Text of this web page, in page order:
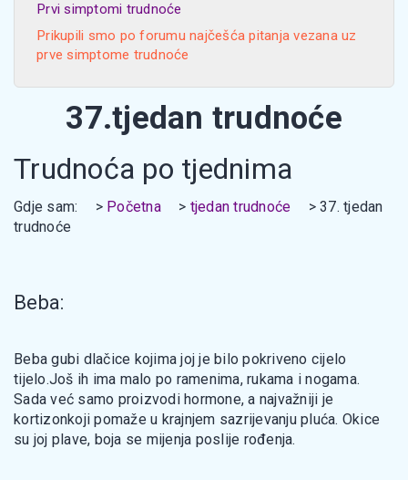
Prvi simptomi trudnoće
Prikupili smo po forumu najčešća pitanja vezana uz
prve simptome trudnoće
37.tjedan trudnoće
Trudnoća po tjednima
Gdje sam: Početna tjedan trudnoće
37. tjedan
trudnoće
Beba:
Beba gubi dlačice kojima joj je bilo pokriveno cijelo
tijelo.Još ih ima malo po ramenima, rukama i nogama.
Sada već samo proizvodi hormone, a najvažniji je
kortizonkoji pomaže u krajnjem sazrijevanju pluća. Okice
su joj plave, boja se mijenja poslije rođenja.